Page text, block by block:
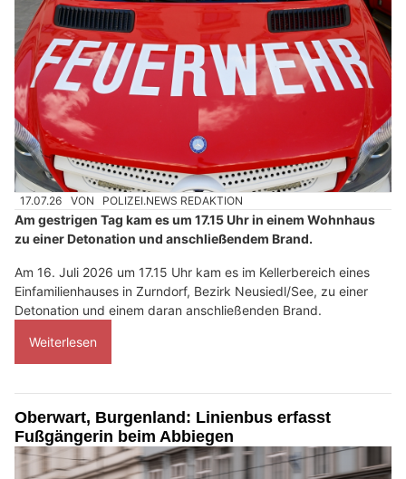
17.07.26 VON POLIZEI.NEWS REDAKTION
Am gestrigen Tag kam es um 17.15 Uhr in einem Wohnhaus
zu einer Detonation und anschließendem Brand.
Am 16. Juli 2026 um 17.15 Uhr kam es im Kellerbereich eines
Einfamilienhauses in Zurndorf, Bezirk Neusiedl/See, zu einer
Detonation und einem daran anschließenden Brand.
Weiterlesen
Oberwart, Burgenland: Linienbus erfasst
Fußgängerin beim Abbiegen